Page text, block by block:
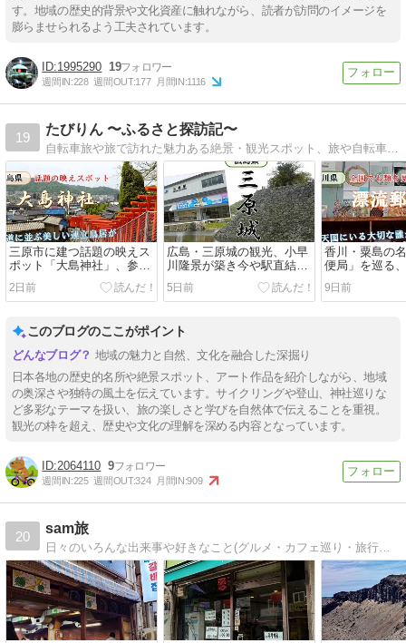
す。地域の歴史的背景や文化資産に触れながら、読者が訪問のイメージを
膨らませられるよう工夫されています。
1995290 19
週間IN:228 週間OUT:177 月間IN:1116
19
たびりん 〜ふるさと探訪記〜
自転車旅や旅で訪れた魅力ある絶景・観光スポット、旅や自転車全般に役立つ情報を発信しています。
三原市に建つ話題の映えス
ポット「大島神社」、参道
に並ぶ美しい連立鳥居を歩
く
2日前
広島・三原城の観光、小早
川隆景が築き今や駅直結の
珍しい海城を巡る
5日前
香川・粟島の
便局」を巡る
大切な誰かへ
う
9日前
このブログのここがポイント
地域の魅力と自然、文化を融合した深掘り
日本各地の歴史的名所や絶景スポット、アート作品を紹介しながら、地域
の奥深さや独特の風土を伝えています。サイクリングや登山、神社巡りな
ど多彩なテーマを扱い、旅の楽しさと学びを自然体で伝えることを重視。
観光の枠を超え、歴史や文化の理解を深める内容となっています。
2064110 9
週間IN:225 週間OUT:324 月間IN:909
20
sam旅
日々のいろんな出来事や好きなこと(グルメ・カフェ巡り・旅行・キャンプなど)をゆる~くお届けしているブログです！